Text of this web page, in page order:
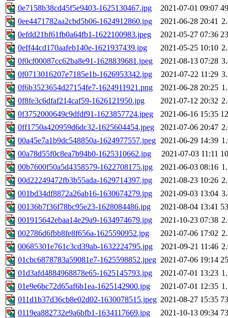
0e7158b38cd45f5e9403-1625130467.jpg
2021-07-01 09:07
0ee4471782aa2cbd5b06-1624912860.jpg
2021-06-28 20:41
0efdd21bf61fb0a64fb1-1622100983.jpeg
2021-05-27 07:36
0eff44cd170aafeb140e-1621937439.jpg
2021-05-25 10:10
0f0cf00087cc62ba8e91-1628839681.jpeg
2021-08-13 07:28
0f0713016207e7185e1b-1626953342.jpg
2021-07-22 11:29
0f6b3523654d27154fe7-1624911921.png
2021-06-28 20:25
0f8fe3c6dfaf214caf59-1626121950.jpg
2021-07-12 20:32
0f3752000649c9dfdf91-1623857724.jpeg
2021-06-16 15:35
0ff1750a420959d6dc32-1625604454.jpeg
2021-07-06 20:47
00a45e7a1b9dc548850a-1624977557.jpeg 2021-06-29 14:39
00a78d55f0c8ea7b94b0-1625310662.jpg
2021-07-03 11:11
00b7600f50a5d4358579-1622708175.jpg
2021-06-03 08:16
00d22249472fb3b55ada-1629714397.jpg
2021-08-23 10:26
001bd34df8872a26ab16-1630674279.jpg
2021-09-03 13:04
00136b7f36f78bc95e23-1628084486.jpg
2021-08-04 13:41
001915642ebaa14e29a9-1634974679.jpg
2021-10-23 07:38
002786d6fbb8fe8f656a-1625590952.jpg
2021-07-06 17:02
00685301e761c3cd39ab-1632224795.jpg
2021-09-21 11:46
01cbc6878783a59081e7-1625598852.jpeg 2021-07-06 19:14
01d3afd4884968878e65-1625145793.jpg
2021-07-01 13:23
01e9e6bc72d65af6b1ea-1625142900.jpg
2021-07-01 12:35
011d1b37d36cb8e02d02-1630078515.jpeg 2021-08-27 15:35
0119ea882732e9a6bfb1-1634117669.jpg
2021-10-13 09:34